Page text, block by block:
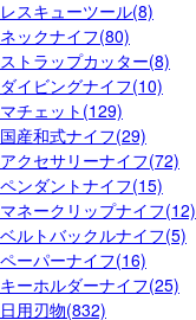
レスキューツール(8)
ネックナイフ(80)
ストラップカッター(8)
ダイビングナイフ(10)
マチェット(129)
国産和式ナイフ(29)
アクセサリーナイフ(72)
ペンダントナイフ(15)
マネークリップナイフ(12)
ベルトバックルナイフ(5)
ペーパーナイフ(16)
キーホルダーナイフ(25)
日用刃物(832)